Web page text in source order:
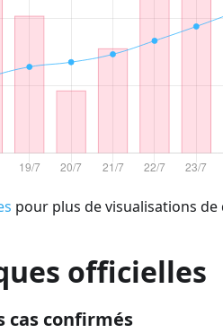
pour plus de visualisations de
officielles
cas confirmés